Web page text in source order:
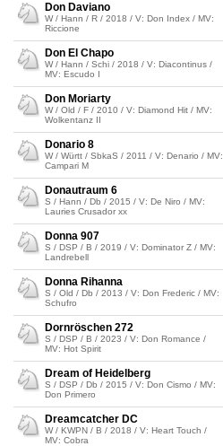
Don Daviano
W / Hann / R / 2018 / V: Don Index / MV:
Riccione
Don El Chapo
W / Hann / Schi / 2018 / V: Diacontinus /
MV: Escudo I
Don Moriarty
W / Old / F / 2010 / V: Diamond Hit / MV:
Wolkentanz II
Donario 8
W / Württ / SbkaS / 2011 / V: Denario / MV:
Campari M
Donautraum 6
S / Hann / Db / 2015 / V: De Niro / MV:
Lauries Crusador xx
Donna 907
S / DSP / B / 2019 / V: Dominator Z / MV:
Landrebell
Donna Rihanna
S / Old / Db / 2013 / V: Don Frederic / MV:
Schufro
Dornröschen 272
S / DSP / B / 2023 / V: Don Romance /
MV: Hot Spirit
Dream of Heidelberg
S / DSP / Db / 2015 / V: Don Cismo / MV:
Don Primero
Dreamcatcher DC
W / KWPN / B / 2018 / V: Heart Touch /
MV: Cobra